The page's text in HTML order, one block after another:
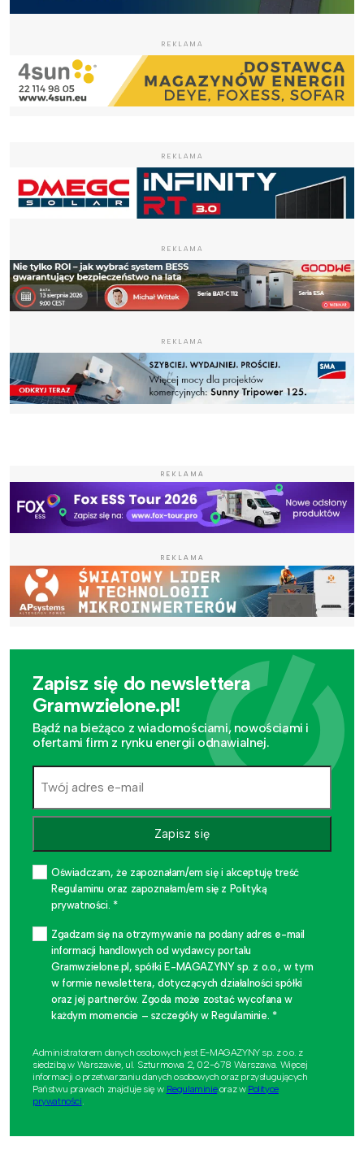
REKLAMA
REKLAMA
REKLAMA
REKLAMA
REKLAMA
REKLAMA
Zapisz się do newslettera
Gramwzielone.pl!
Bądź na bieżąco z wiadomościami, nowościami i
ofertami firm z rynku energii odnawialnej.
Zapisz się
Oświadczam, że zapoznałam/em się i akceptuję treść
Regulaminu oraz zapoznałam/em się z Polityką
prywatności. *
Zgadzam się na otrzymywanie na podany adres e-mail
informacji handlowych od wydawcy portalu
Gramwzielone.pl, spółki E-MAGAZYNY sp. z o.o., w tym
w formie newslettera, dotyczących działalności spółki
oraz jej partnerów. Zgoda może zostać wycofana w
każdym momencie – szczegóły w Regulaminie. *
Administratorem danych osobowych jest E-MAGAZYNY sp. z o.o. z
siedzibą w Warszawie, ul. Szturmowa 2, 02-678 Warszawa. Więcej
informacji o przetwarzaniu danych osobowych oraz przysługujących
Państwu prawach znajduje się w Regulaminieoraz w Polityce
prywatności.